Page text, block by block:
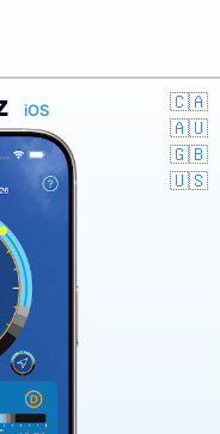
iOS
🇨🇦
🇦🇺
🇬🇧
🇺🇸